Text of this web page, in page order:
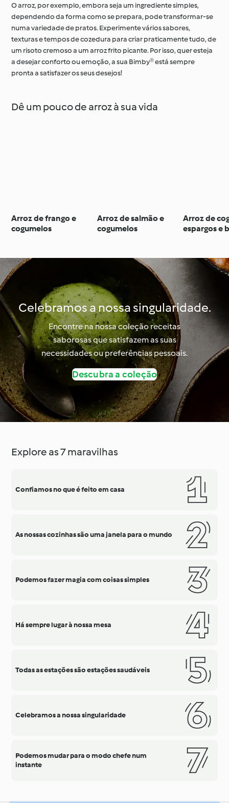
O arroz, por exemplo, embora seja um ingrediente simples,
dependendo da forma como se prepara, pode transformar-se
numa variedade de pratos. Experimente vários sabores,
texturas e tempos de cozedura para criar praticamente tudo, de
um risoto cremoso a um arroz frito picante. Por isso, quer esteja
a desejar conforto ou emoção, a sua Bimby® está sempre
pronta a satisfazer os seus desejos!
Dê um pouco de arroz à sua vida
Arroz de frango e
cogumelos
Arroz de salmão e
cogumelos
Arroz de
espargos e
Celebramos a nossa singularidade.
Encontre na nossa coleção receitas
saborosas que satisfazem as suas
necessidades ou preferências pessoais.
Descubra a coleção
Explore as 7 maravilhas
Confiamos no que é feito em casa
As nossas cozinhas são uma janela para o mundo
Podemos fazer magia com coisas simples
Há sempre lugar à nossa mesa
Todas as estações são estações saudáveis
Celebramos a nossa singularidade
Podemos mudar para o modo chefe num
instante